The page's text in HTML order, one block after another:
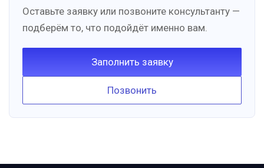
Оставьте заявку или позвоните консультанту —
подберём то, что подойдёт именно вам.
Заполнить заявку
Позвонить